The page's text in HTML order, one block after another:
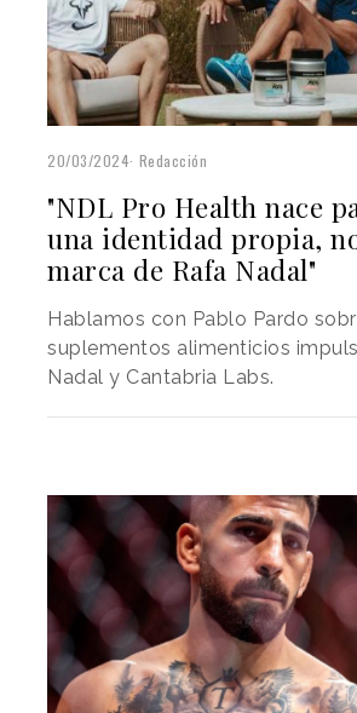
20/03/2024 Redacción
"NDL Pro Health nace
una identidad propia,
marca de Rafa Nadal"
Hablamos con Pablo Pardo
suplementos alimenticios
Nadal y Cantabria Labs.